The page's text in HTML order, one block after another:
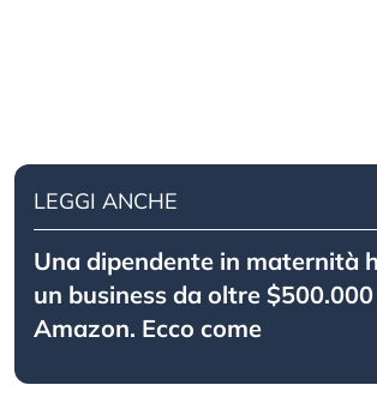
LEGGI ANCHE
Una dipendente in maternità
un business da oltre $500.000
Amazon. Ecco come